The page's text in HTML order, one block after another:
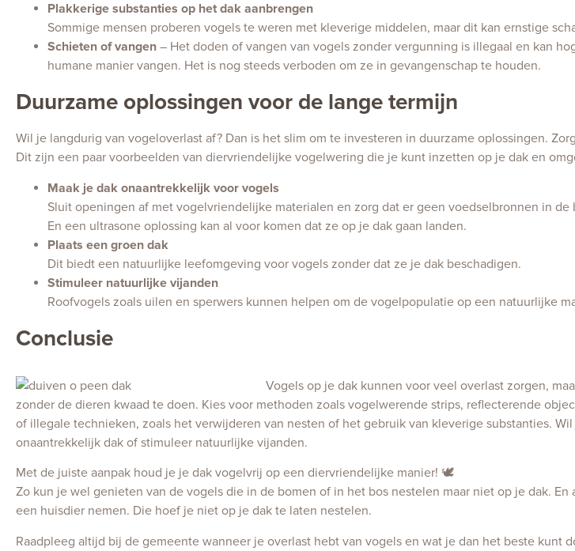
Plakkerige substanties op het dak aanbrengen
Sommige mensen proberen vogels te weren met kleverige middelen, maar dit kan ernstige
Schieten of vangen – Het doden of vangen van vogels zonder vergunning is illegaal en kan
humane manier vangen. Het is nog steeds verboden om ze in gevangenschap te houden.
Duurzame oplossingen voor de lange termijn
Wil je langdurig van vogeloverlast af? Dan is het slim om te investeren in duurzame oplossingen.
Dit zijn een paar voorbeelden van diervriendelijke vogelwering die je kunt inzetten op je dak en
Maak je dak onaantrekkelijk voor vogels
Sluit openingen af met vogelvriendelijke materialen en zorg dat er geen voedselbronnen in de
En een ultrasone oplossing kan al voor komen dat ze op je dak gaan landen.
Plaats een groen dak
Dit biedt een natuurlijke leefomgeving voor vogels zonder dat ze je dak beschadigen.
Stimuleer natuurlijke vijanden
Roofvogels zoals uilen en sperwers kunnen helpen om de vogelpopulatie op een natuurlijke
Conclusie
Vogels op je dak kunnen voor veel overlast zorgen,
zonder de dieren kwaad te doen. Kies voor methoden zoals vogelwerende strips, reflecterende
of illegale technieken, zoals het verwijderen van nesten of het gebruik van kleverige substanties.
onaantrekkelijk dak of stimuleer natuurlijke vijanden.
Met de juiste aanpak houd je je dak vogelvrij op een diervriendelijke manier! 🕊️
Zo kun je wel genieten van de vogels die in de bomen of in het bos nestelen maar niet op je dak.
een huisdier nemen. Die hoef je niet op je dak te laten nestelen.
Raadpleeg altijd bij de gemeente wanneer je overlast hebt van vogels en wat je dan het beste kunt